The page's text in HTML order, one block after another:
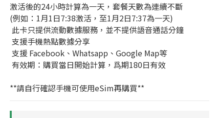
激活後的24小時計算為一天，套餐天數為連續不斷
(例如：1月1日7:38激活，至1月2日7:37為一天)
此卡只提供流動數據服務，並不提供語音通話分鐘
支援手機熱點數據分享
支援 Facebook、Whatsapp、Google Map等
有效期：購買當日開始計算，爲期180日有效
**請自行確認手機可使用eSim再購買**